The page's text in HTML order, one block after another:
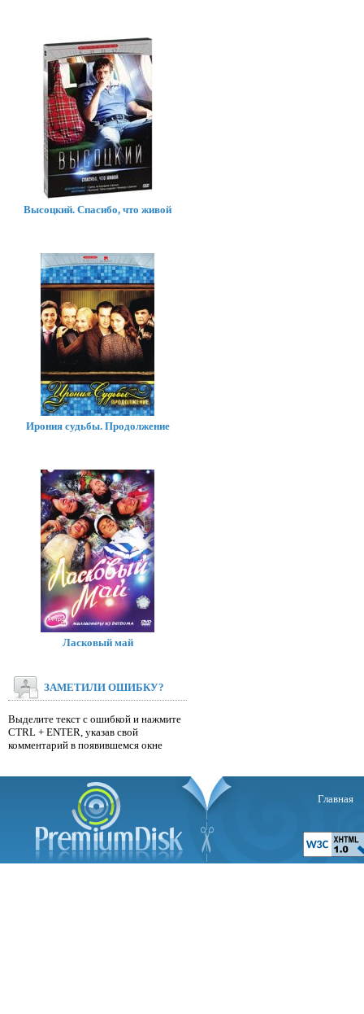
Высоцкий. Спасибо, что живой
Ирония судьбы. Продолжение
Ласковый май
ЗАМЕТИЛИ ОШИБКУ?
Выделите текст с ошибкой и нажмите
CTRL + ENTER, указав свой
комментарий в появившемся окне
Главная